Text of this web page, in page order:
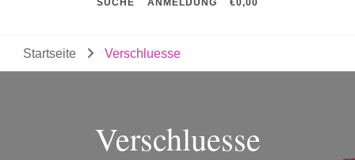
Startseite Verschluesse
Verschluesse